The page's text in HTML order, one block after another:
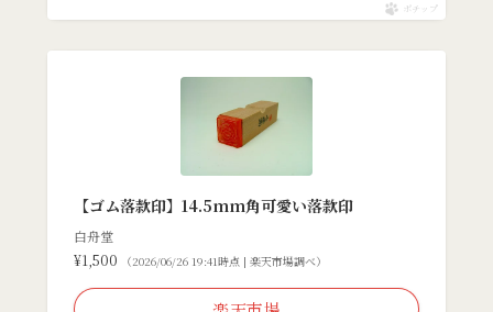
ポチップ
【ゴム落款印】14.5mm角可愛い落款印
白舟堂
¥1,500
（2026/06/26 19:41時点 | 楽天市場調べ）